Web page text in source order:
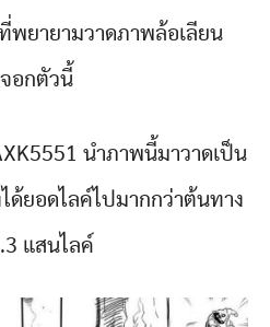
ยายามวาดภาพล้อเลียน
อกตัวนี้
นำภาพนี้มาวาดเป็น
ด้ยอดไลค์ไปมากกว่าต้นทาง
แสนไลค์